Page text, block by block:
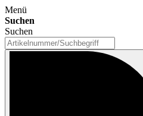
Menü
Suchen
Suchen